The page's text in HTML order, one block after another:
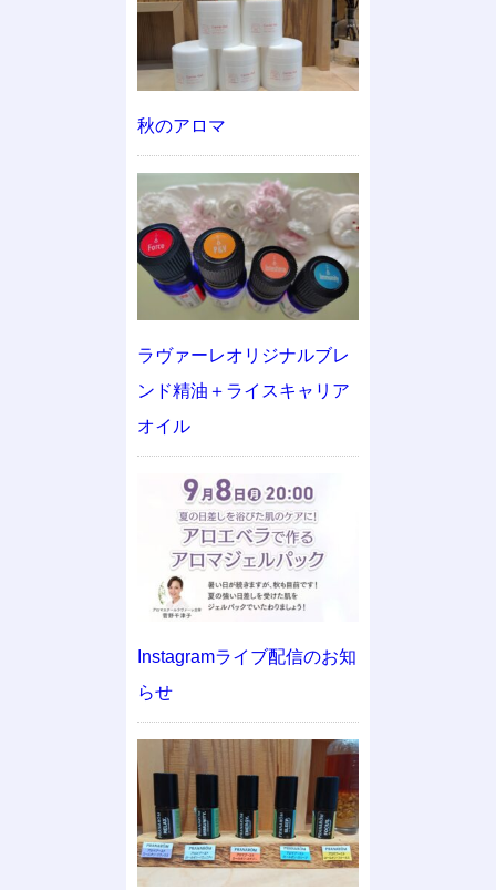
秋のアロマ
ラヴァーレオリジナルブレ
ンド精油＋ライスキャリア
オイル
Instagramライブ配信のお知
らせ